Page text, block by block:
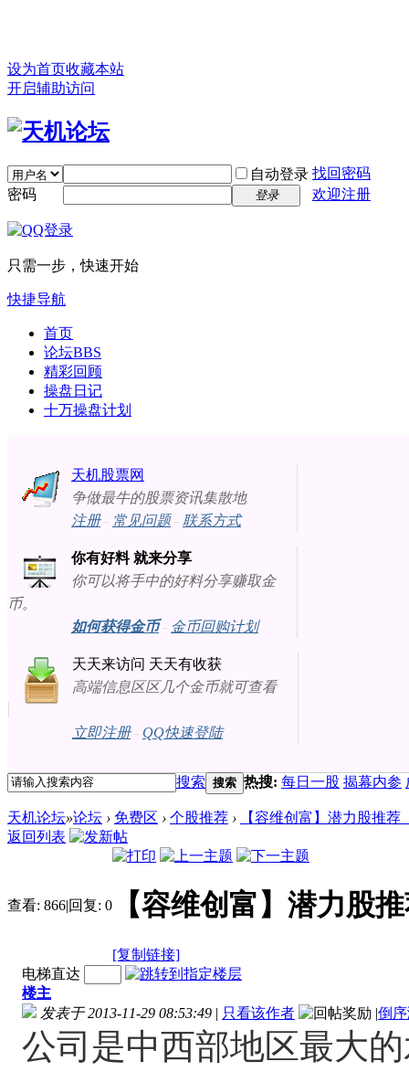
设为首页收藏本站
开启辅助访问
自动登录 找回密码
密码
登录 欢迎注册
只需一步，快速开始
快捷导航
首页
论坛BBS
精彩回顾
操盘日记
十万操盘计划
天机股票网
争做最牛的股票资讯集散地
注册- 常见问题- 联系方式
你有好料 就来分享
你可以将手中的好料分享赚取金
币。
如何获得金币- 金币回购计划
天天来访问 天天有收获
高端信息区区几个金币就可查看
立即注册- QQ快速登陆
搜索 搜索 热搜: 每日一股 揭幕内参
天机论坛»论坛 › 免费区 › 个股推荐 ›
【容维创富】潜力股推荐
返回列表
查看: 866|回复: 0 【容维创富】潜力股
[复制链接]
电梯直达
楼主
发表于 2013-11-29 08:53:49 | 只看该作者 |倒
公司是中西部地区最大